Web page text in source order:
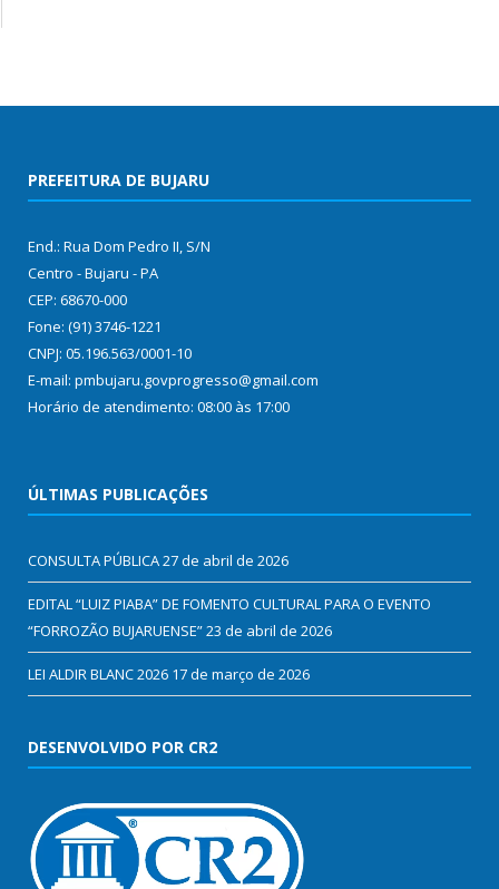
PREFEITURA DE BUJARU
End.: Rua Dom Pedro II, S/N
Centro - Bujaru - PA
CEP: 68670-000
Fone: (91) 3746-1221
CNPJ: 05.196.563/0001-10
E-mail: pmbujaru.govprogresso@gmail.com
Horário de atendimento: 08:00 às 17:00
ÚLTIMAS PUBLICAÇÕES
CONSULTA PÚBLICA27 de abril de 2026
EDITAL “LUIZ PIABA” DE FOMENTO CULTURAL PARA O EVENTO
“FORROZÃO BUJARUENSE”23 de abril de 2026
LEI ALDIR BLANC 2026 17 de março de 2026
DESENVOLVIDO POR CR2